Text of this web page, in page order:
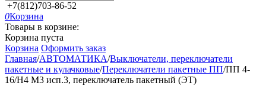
+7(812)703-86-52
0Корзина
Товары в корзине:
Корзина пуста
Корзина Оформить заказ
Главная/АВТОМАТИКА/Выключатели, переключатели
пакетные и кулачковые/Переключатели пакетные ПП/ПП 4-
16/Н4 М3 исп.3, переключатель пакетный (ЭТ)